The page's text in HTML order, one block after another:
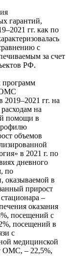
гарантий,
гг. как по
с
за счет
РФ.
программ
ОМС
2019–2021 гг. на
на
помощи в
объемов
в 2021 г. по
дневного
по
оказываемой в
прирост
–
оказания
посещений с
посещений в
с
медицинской
ОМС, – 22,5%,